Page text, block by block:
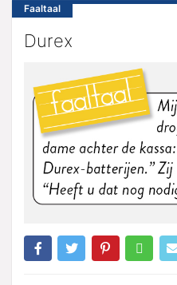
Faaltaal
Durex